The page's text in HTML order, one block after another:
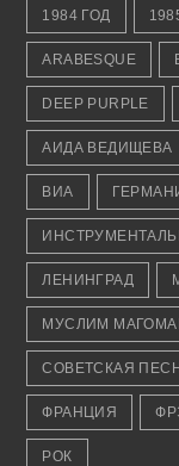
1984 ГОД
ARABESQUE
DEEP PURPLE
АИДА ВЕДИЩЕВА
ВИА
ЛЕНИНГРАД
МУСЛИМ
СОВЕТСКАЯ
ФРАНЦИЯ
РОК